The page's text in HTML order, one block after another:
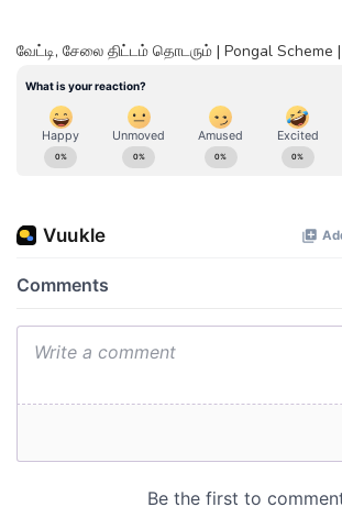
வேட்டி, சேலை திட்டம் தொடரும் | Pongal Scheme